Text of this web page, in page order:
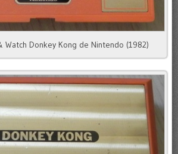
Watch Donkey Kong de Nintendo (1982)